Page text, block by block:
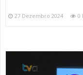
27 Dezembro 2024 0